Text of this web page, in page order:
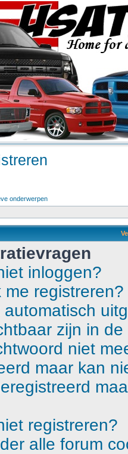
onderwerpen
inloggen?
me registreren?
zijn in
niet
maar kan
registreren?
alle forum